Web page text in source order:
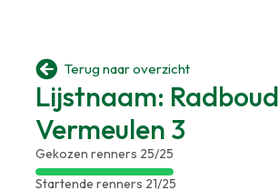
 Terug naar overzicht
Lijstnaam: Radboud
Vermeulen 3
Gekozen renners 25/25
Startende renners 21/25